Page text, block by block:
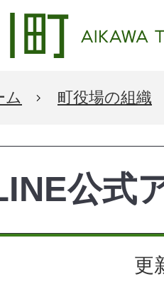
ム 町役場の組織
公式
更